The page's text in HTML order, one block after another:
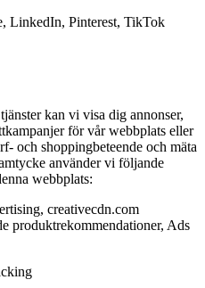
LinkedIn, Pinterest, TikTok
kan vi visa dig annonser,
för vår webbplats eller
och shoppingbeteende och mäta
använder vi följande
webbplats:
creativecdn.com
produktrekommendationer, Ads